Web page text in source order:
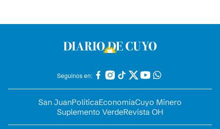
Seguinos en:
San JuanPolíticaEconomíaCuyo Minero
Suplemento VerdeRevista OH